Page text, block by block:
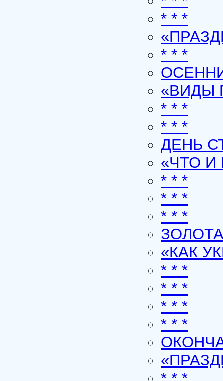
* * *
* * *
«ВИДЫ
* * *
* * *
ДЕНЬ
«ЧТО И
* * *
* * *
* * *
«КАК
* * *
* * *
* * *
* * *